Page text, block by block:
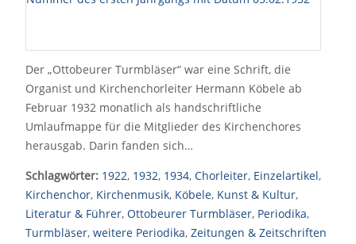
Der „Ottobeurer Turmbläser“ war eine Schrift, die
Organist und Kirchenchorleiter Hermann Köbele ab
Februar 1932 monatlich als handschriftliche
Umlaufmappe für die Mitglieder des Kirchenchores
herausgab. Darin fanden sich…
Schlagwörter: 1922, 1932, 1934, Chorleiter, Einzelartikel,
Kirchenchor, Kirchenmusik, Köbele, Kunst & Kultur,
Literatur & Führer, Ottobeurer Turmbläser, Periodika,
Turmbläser, weitere Periodika, Zeitungen & Zeitschriften